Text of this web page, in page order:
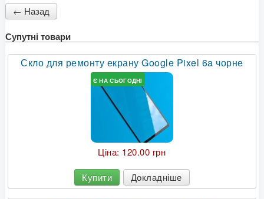
Супутні товари
Скло для ремонту екрану Google Pixel 6a чорне
Є НА СЬОГОДНІ
Ціна: 120.00 грн
Купити Докладніше